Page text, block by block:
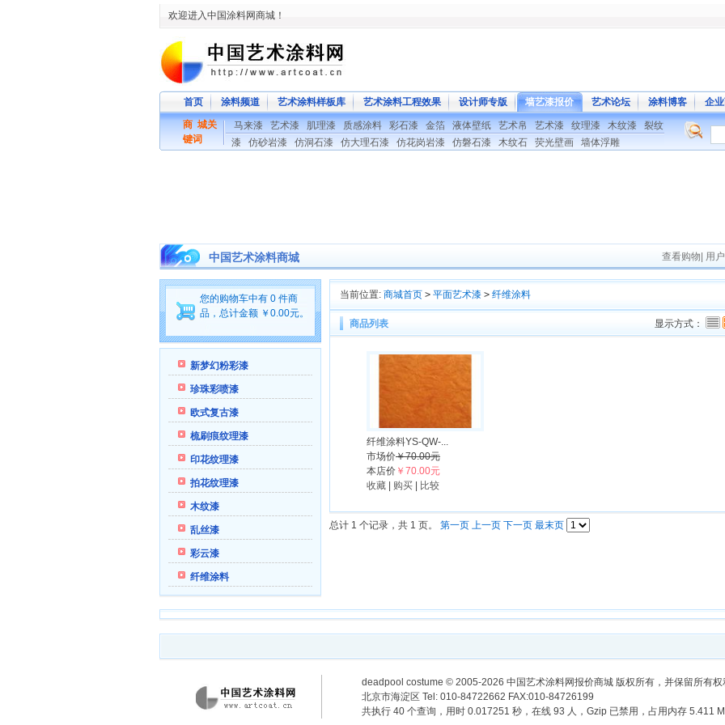
欢迎进入中国涂料网商城！
首页 涂料频道 艺术涂料样板库 艺术涂料工程效果 设计师专版 墙艺漆报价 艺术论坛 涂料博客 企
商 城关
键词
马来漆 艺术漆 肌理漆 质感涂料 彩石漆 金箔 液体壁纸 艺术帛 艺术漆 纹理漆 木纹漆
裂纹
漆
仿砂岩漆 仿洞石漆 仿大理石漆 仿花岗岩漆 仿磐石漆 木纹石 荧光壁画 墙体浮雕
中国艺术涂料商城 查看购物 用
您的购物车中有 0 件商
品，总计金额 ￥0.00元。
新梦幻粉彩漆
珍珠彩喷漆
欧式复古漆
梳刷痕纹理漆
印花纹理漆
拍花纹理漆
木纹漆
乱丝漆
彩云漆
纤维涂料
当前位置: 商城首页 > 平面艺术漆 > 纤维涂料
商品列表 显示方式：
纤维涂料YS-QW-...
市场价￥70.00元
本店价 ￥70.00元
收藏
购买 比较
总计 1 个记录，共 1 页。 第一页 上一页 下一页 最末页
deadpool costume © 2005-2026 中国艺术涂料网报价商城 版权所有，并保留所有权
北京市海淀区 Tel: 010-84722662 FAX:010-84726199
共执行 40 个查询，用时 0.017251 秒，在线 93 人，Gzip 已禁用，占用内存 5.411